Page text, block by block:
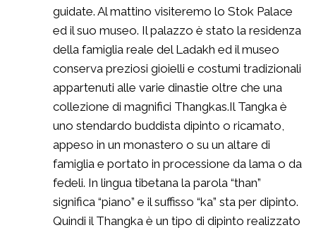
guidate. Al mattino visiteremo lo Stok Palace
ed il suo museo. Il palazzo è stato la residenza
della famiglia reale del Ladakh ed il museo
conserva preziosi gioielli e costumi tradizionali
appartenuti alle varie dinastie oltre che una
collezione di magnifici Thangkas.Il Tangka è
uno stendardo buddista dipinto o ricamato,
appeso in un monastero o su un altare di
famiglia e portato in processione da lama o da
fedeli. In lingua tibetana la parola “than”
significa “piano” e il suffisso “ka” sta per dipinto.
Quindi il Thangka è un tipo di dipinto realizzato